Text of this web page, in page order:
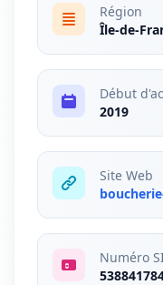
Région
Île-de-
Début
2019
Site Web
Numéro